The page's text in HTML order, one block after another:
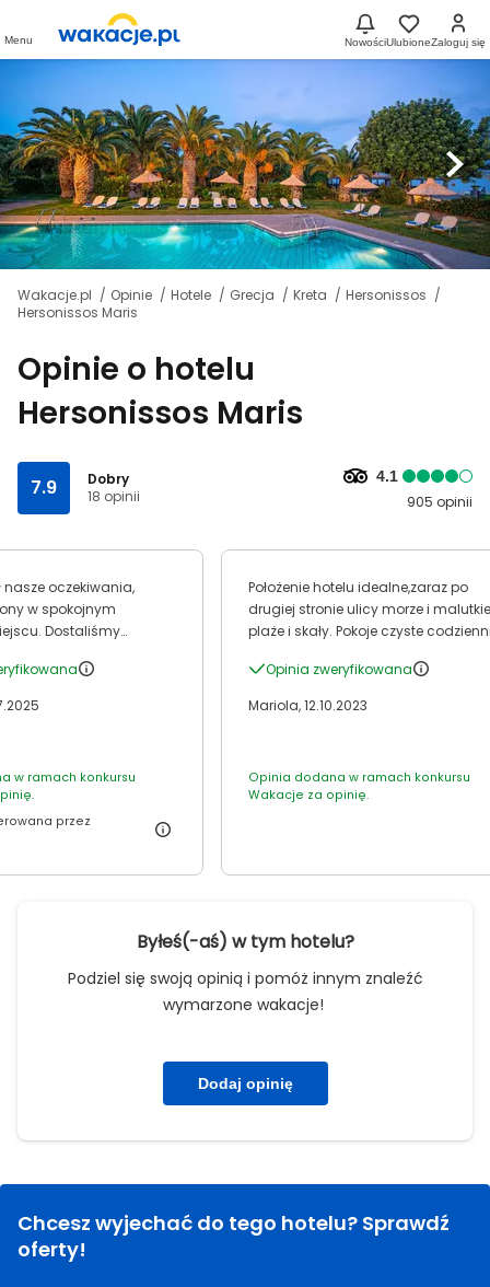
Menu NowościUlubioneZaloguj się
Wakacje.pl Opinie Hotele Grecja Kreta
Hersonissos
Hersonissos Maris
Opinie o hotelu
Hersonissos Maris
7.9
Dobry
18 opinii
4.1
905 opinii
nasze oczekiwania,
w spokojnym
do których sie
z balkonu,(...):). Dobre,
pożyczyliśmy skuterek
nim cała okolicę.
w ramach konkursu
przez
Położenie hotelu idealne,zaraz po
drugiej stronie ulicy morze i malutkie
plaże i skały. Pokoje czyste
terenie hotelu dwa baseny ogólnie
dostępne oraz za dopłatą baseny
pokojach na parterze. Okolica
Opinia zweryfikowana
Mariola, 12.10.2023
Opinia dodana w ramach konkursu
Wakacje za opinię.
Byłeś(-aś) w tym hotelu?
Podziel się swoją opinią i pomóż innym znaleźć
wymarzone wakacje!
Dodaj opinię
Chcesz wyjechać do tego hotelu? Sprawdź
oferty!